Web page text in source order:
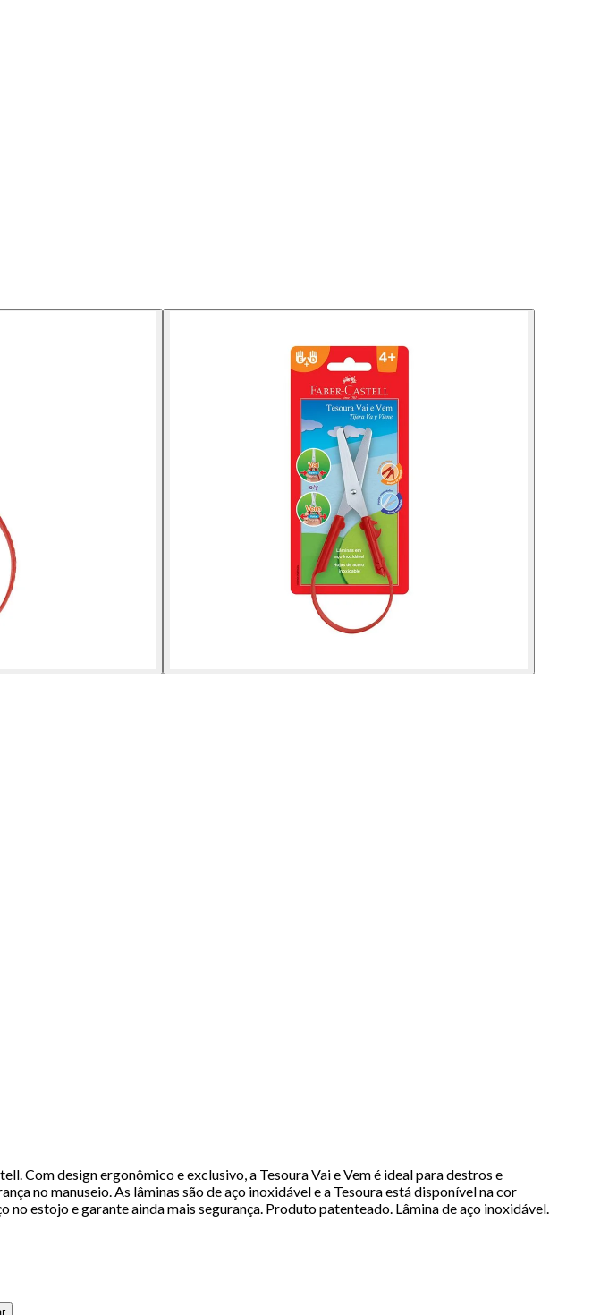
Com design ergonômico e exclusivo, a Tesoura Vai e Vem é ideal para destros e
no manuseio. As lâminas são de aço inoxidável e a Tesoura está disponível na cor
estojo e garante ainda mais segurança. Produto patenteado. Lâmina de aço inoxidável.